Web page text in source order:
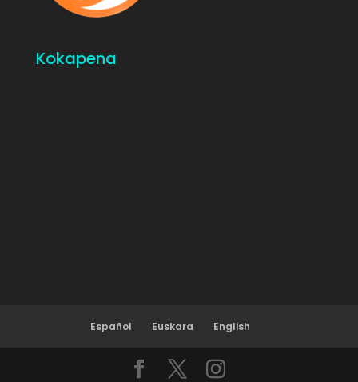
Kokapena
Español Euskara English